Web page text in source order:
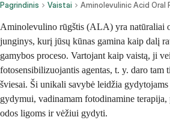
Pagrindinis Vaistai
Aminolevulino rūgštis (ALA) yra natūraliai
junginys, kurį jūsų kūnas gamina kaip dalį
gamybos proceso. Vartojant kaip vaistą, ji
fotosensibilizuojantis agentas, t. y. daro tam
šviesai. Ši unikali savybė leidžia
gydymui, vadinamam fotodinamine
odos ligoms ir vėžiui gydyti.